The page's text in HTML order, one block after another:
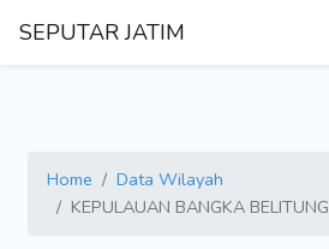
SEPUTAR JATIM
Home
Data Wilayah
KEPULAUAN BANGKA BELITUNG